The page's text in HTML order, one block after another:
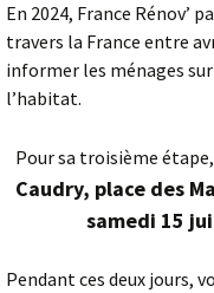
En 2024, France Rénov’
travers la France entre
informer les ménages
l’habitat.
Pour sa troisième
Caudry, place des
samedi 15
Pendant ces deux jours,